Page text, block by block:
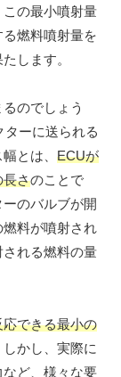
この最小噴射量
燃料噴射量を
します。
のでしょう
ーに送られる
とは、 ECUが
長さのことで
のバルブが開
料が噴射され
れる燃料の量
できる最小の
かし、実際に
ど、様々な要